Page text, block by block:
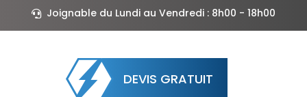
Joignable du Lundi au Vendredi : 8h00 - 18h00
DEVIS GRATUIT